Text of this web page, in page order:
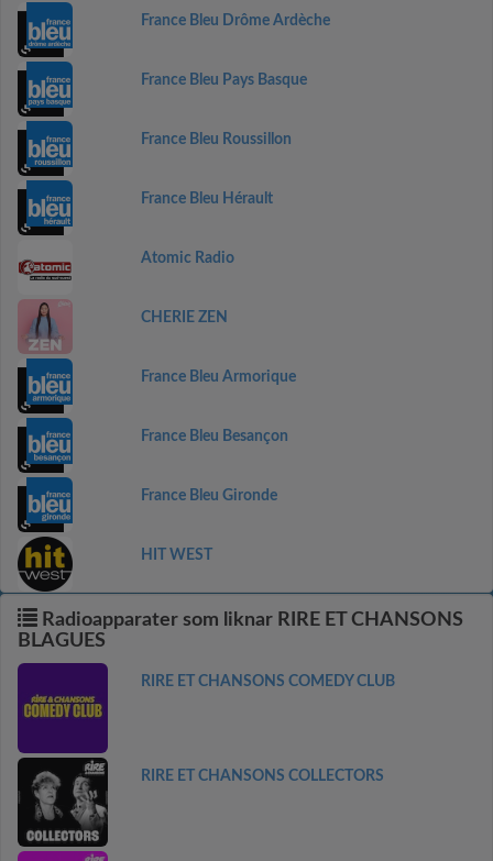
France Bleu Drôme Ardèche
France Bleu Pays Basque
France Bleu Roussillon
France Bleu Hérault
Atomic Radio
CHERIE ZEN
France Bleu Armorique
France Bleu Besançon
France Bleu Gironde
HIT WEST
Radioapparater som liknar RIRE ET CHANSONS
BLAGUES
RIRE ET CHANSONS COMEDY CLUB
RIRE ET CHANSONS COLLECTORS